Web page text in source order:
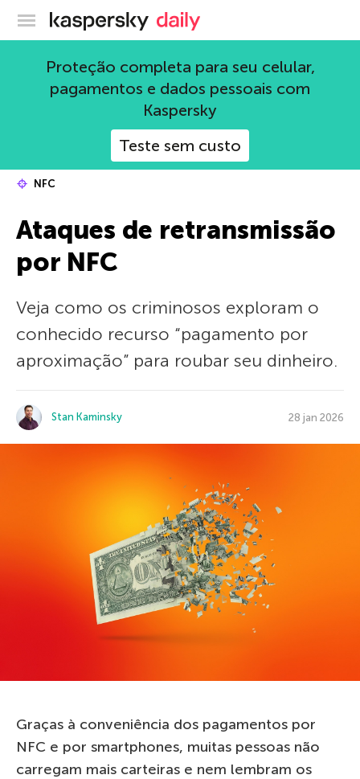
Blog oficial da Kaspersky
Proteção completa para seu celular,
pagamentos e dados pessoais com
Kaspersky
Teste sem custo
NFC
Ataques de retransmissão
por NFC
Veja como os criminosos exploram o
conhecido recurso “pagamento por
aproximação” para roubar seu dinheiro.
Stan Kaminsky 28 jan 2026
Graças à conveniência dos pagamentos por
NFC e por smartphones, muitas pessoas não
carregam mais carteiras e nem lembram os